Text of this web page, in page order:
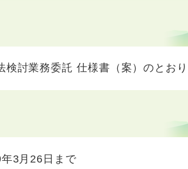
討業務委託 仕様書（案）のとおり
3月26日まで